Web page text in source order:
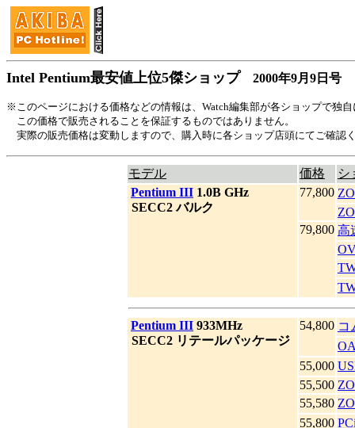
Intel Pentium最安値上位5傑ショップ 2000年9月9日号
※このページにおける価格などの情報は、Watch編集部が各ショップで独
この価格で販売されることを保証するものではありません。
実際の販売価格は変動しますので、購入時に各ショップ店頭にてご確認
モデル 価格
シ
Pentium III 1.0B GHz
SECC2 バルク
77,800
79,800 高
Pentium III 933MHz
SECC2 リテールパッケージ
54,800 コ
55,000
55,500
55,580
55,800